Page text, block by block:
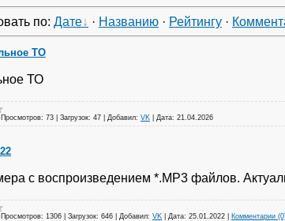
по: Дате · Названию · Рейтингу ·
ТО
ТО
Просмотров: 73 Загрузок: 47 Добавил: VK Дата: 21.04.2026
с воспроизведением *.МР3 файлов.
Просмотров: 1306 Загрузок: 646 Добавил: VK Дата: 25.01.2022 Комментарии